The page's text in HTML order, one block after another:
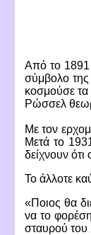
Από το 1891
σύμβολο της
κοσμούσε τα
Ρώσσελ
Με τον
Μετά το
δείχνουν
Το άλλοτε
«Ποιος θα
να το
σταυρού του